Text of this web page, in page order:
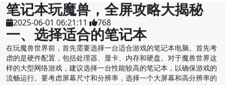
笔记本玩魔兽，全屏攻略大揭秘
2025-06-01 06:21:11 768
一、选择适合的笔记本
在玩魔兽世界前，首先需要选择一台适合游戏的笔记本电脑。首先考
虑的是硬件配置，包括处理器、显卡、内存和硬盘。对于魔兽世界这
样的大型网络游戏，建议选择一台性能较高的笔记本，以确保游戏的
流畅运行。要考虑屏幕尺寸和分辨率，选择一个大屏幕和高分辨率的